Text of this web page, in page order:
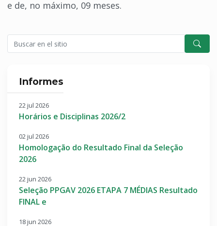
e de, no máximo, 09 meses.
Informes
22 jul 2026
Horários e Disciplinas 2026/2
02 jul 2026
Homologação do Resultado Final da Seleção
2026
22 jun 2026
Seleção PPGAV 2026 ETAPA 7 MÉDIAS Resultado
FINAL e
18 jun 2026